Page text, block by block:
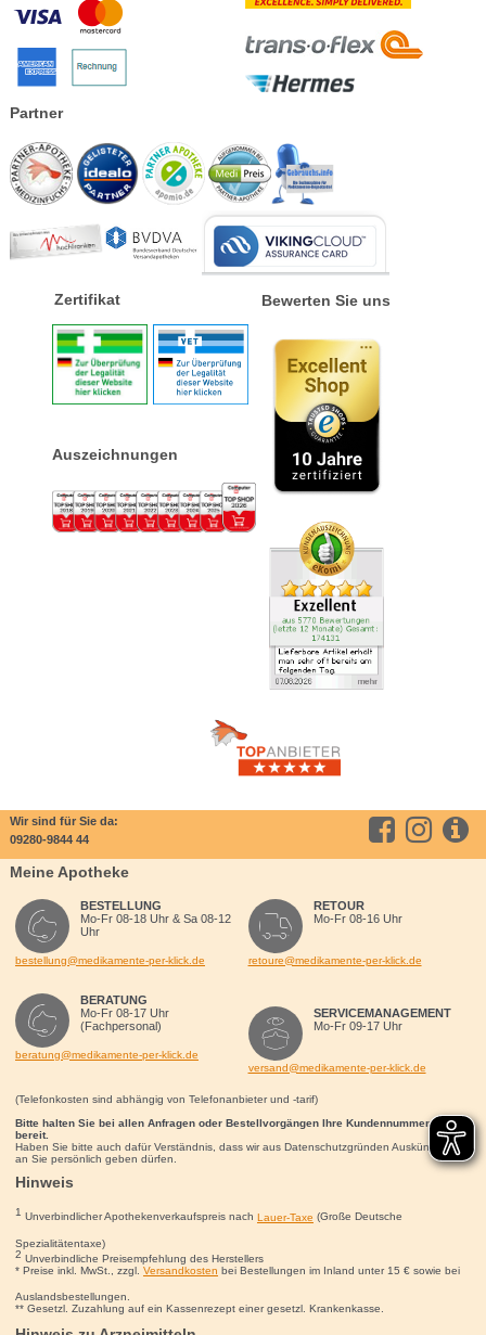
Partner
Zertifikat
Auszeichnungen
Bewerten Sie uns
Wir sind für Sie da:
09280-9844 44
Meine Apotheke
BESTELLUNG
Mo-Fr 08-18 Uhr & Sa 08-12
Uhr
bestellung@medikamente-per-klick.de
BERATUNG
Mo-Fr 08-17 Uhr
(Fachpersonal)
beratung@medikamente-per-klick.de
RETOUR
Mo-Fr 08-16 Uhr
retoure@medikamente-per-klick.de
SERVICEMANAGEMENT
Mo-Fr 09-17 Uhr
versand@medikamente-per-klick.de
(Telefonkosten sind abhängig von Telefonanbieter und -tarif)
Bitte halten Sie bei allen Anfragen oder Bestellvorgängen Ihre Kundennummer für uns
bereit.
Haben Sie bitte auch dafür Verständnis, dass wir aus Datenschutzgründen Auskünfte nur
an Sie persönlich geben dürfen.
Hinweis
1 Unverbindlicher Apothekenverkaufspreis nach Lauer-Taxe (Große Deutsche
Spezialitätentaxe)
2 Unverbindliche Preisempfehlung des Herstellers
* Preise inkl. MwSt., zzgl. Versandkosten bei Bestellungen im Inland unter 15 €sowie bei
Auslandsbestellungen.
** Gesetzl. Zuzahlung auf ein Kassenrezept einer gesetzl. Krankenkasse.